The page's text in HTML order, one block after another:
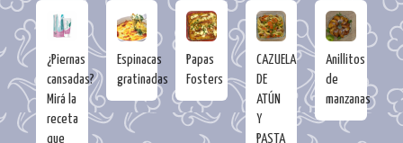
¿Piernas
cansadas?
Mirá la
receta
que
Espinacas
gratinadas
Papas
Fosters
CAZUELA
DE
ATÚN
Y
PASTA
Anillitos
de
manzanas